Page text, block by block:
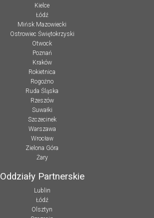
Kielce
Łódź
Mińsk Mazowiecki
Ostrowiec Świętokrzyski
Otwock
Poznań
Kraków
Rokietnica
Rogoźno
Ruda Śląska
Rzeszów
Suwałki
Szczecinek
Warszawa
Wrocław
Zielona Góra
Żary
Oddziały Partnerskie
Lublin
Łódź
Olsztyn